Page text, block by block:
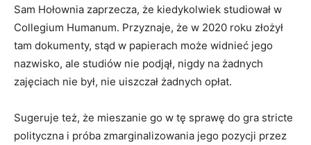
Sam Hołownia zaprzecza, że kiedykolwiek studiował w
Collegium Humanum. Przyznaje, że w 2020 roku złożył
tam dokumenty, stąd w papierach może widnieć jego
nazwisko, ale studiów nie podjął, nigdy na żadnych
zajęciach nie był, nie uiszczał żadnych opłat.
Sugeruje też, że mieszanie go w tę sprawę do gra stricte
polityczna i próba zmarginalizowania jego pozycji przez